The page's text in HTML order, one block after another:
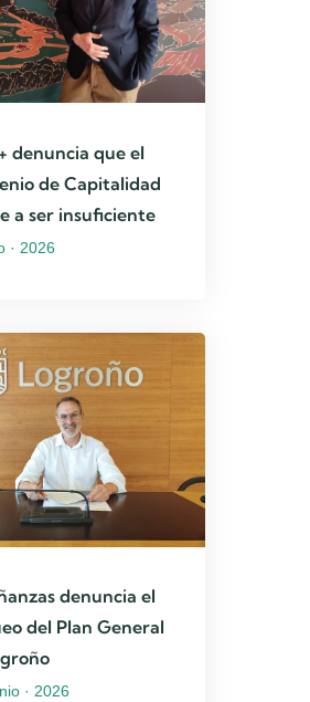
denuncia que el
de Capitalidad
a ser insuficiente
· 2026
denuncia el
del Plan General
· 2026